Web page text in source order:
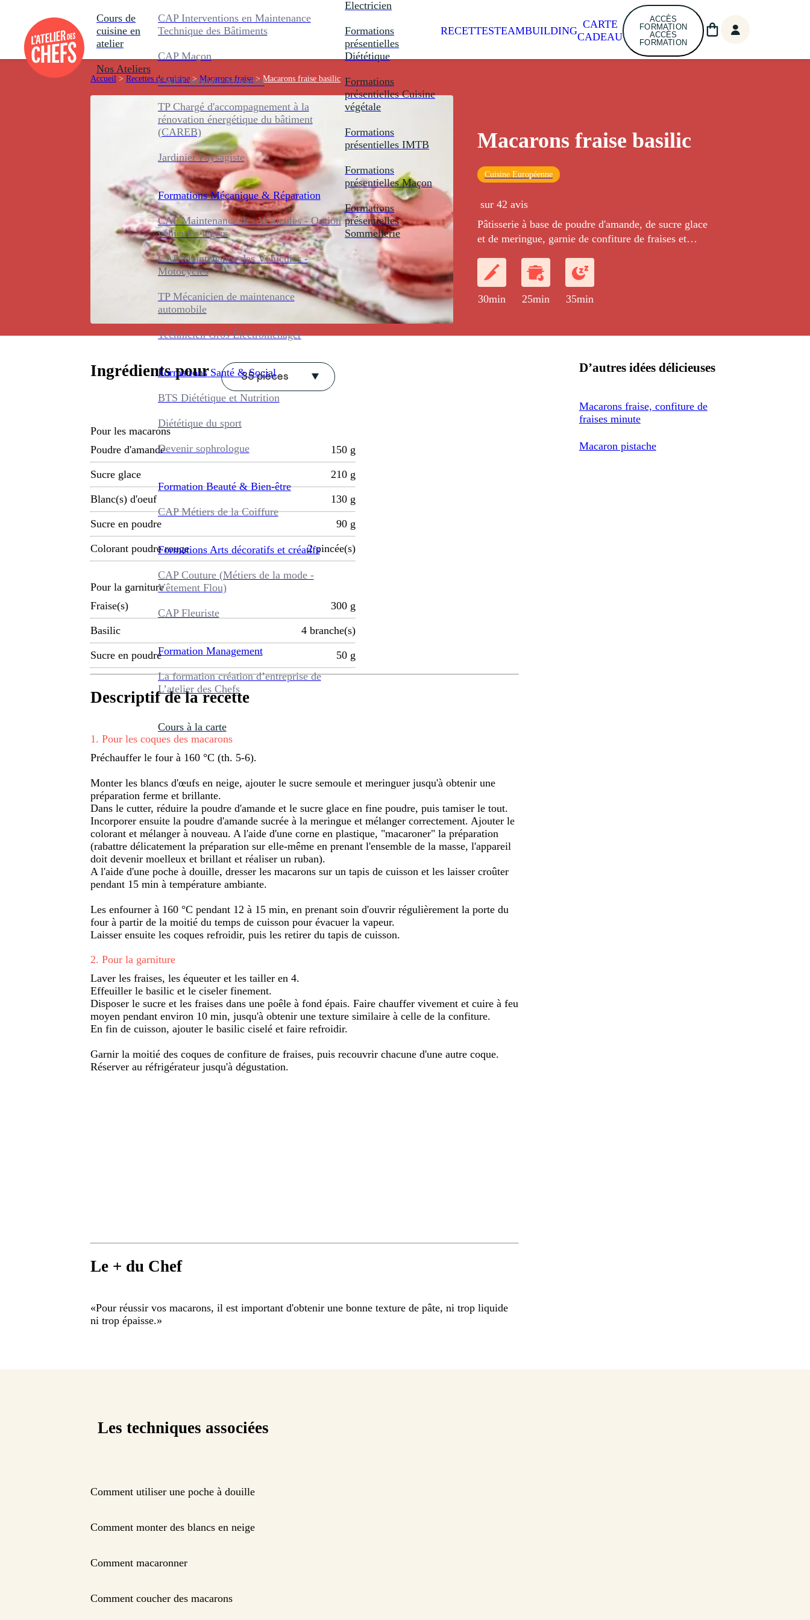
Cours de
cuisine en
atelier
Nos Ateliers
CAP Interventions en Maintenance
Technique des Bâtiments
CAP Maçon
CAP Carreleur Mosaïste
TP Chargé d'accompagnement à la
rénovation énergétique du bâtiment
(CAREB)
Jardinier Paysagiste
Formations Mécanique & Réparation
CAP Maintenance des Véhicules - Option
véhicules légers
CAP Maintenance des Véhicules -
Motocycles
TP Mécanicien de maintenance
automobile
Technicien Gros Électroménager
Formations Santé & Social
BTS Diététique et Nutrition
Diététique du sport
Devenir sophrologue
Formation Beauté & Bien-être
CAP Métiers de la Coiffure
Formations Arts décoratifs et créatifs
CAP Couture (Métiers de la mode -
Vêtement Flou)
CAP Fleuriste
Formation Management
La formation création d’entreprise de
L’atelier des Chefs
Cours à la carte
Electricien
Formations
présentielles
Diététique
Formations
présentielles Cuisine
végétale
Formations
présentielles IMTB
Formations
présentielles Maçon
Formations
présentielles
Sommellerie
RECETTESTEAMBUILDING
CARTE
CADEAU
ACCÈS
FORMATION
ACCÈS
FORMATION
Accueil > Recettes de cuisine > Macarons fraise > Macarons fraise basilic
Macarons fraise basilic
Cuisine Européenne
sur 42 avis
Pâtisserie à base de poudre d'amande, de sucre glace
et de meringue, garnie de confiture de fraises et
30min 25min 35min
Ingrédients pour 35 pièces
Pour les macarons
Poudre d'amande
150 g
Sucre glace 210 g
Blanc(s) d'oeuf 130 g
Sucre en poudre 90 g
Colorant poudre rouge 2 pincée(s)
Pour la garniture
Fraise(s)
300 g
Basilic 4 branche(s)
Sucre en poudre 50 g
Descriptif de la recette
1 . Pour les coques des macarons
Préchauffer le four à 160 °C (th. 5-6).
Monter les blancs d'œufs en neige, ajouter le sucre semoule et meringuer jusqu'à obtenir une
préparation ferme et brillante.
Dans le cutter, réduire la poudre d'amande et le sucre glace en fine poudre, puis tamiser le tout.
Incorporer ensuite la poudre d'amande sucrée à la meringue et mélanger correctement. Ajouter le
colorant et mélanger à nouveau. A l'aide d'une corne en plastique, "macaroner" la préparation
(rabattre délicatement la préparation sur elle-même en prenant l'ensemble de la masse, l'appareil
doit devenir moelleux et brillant et réaliser un ruban).
A l'aide d'une poche à douille, dresser les macarons sur un tapis de cuisson et les laisser croûter
pendant 15 min à température ambiante.
Les enfourner à 160 °C pendant 12 à 15 min, en prenant soin d'ouvrir régulièrement la porte du
four à partir de la moitié du temps de cuisson pour évacuer la vapeur.
Laisser ensuite les coques refroidir, puis les retirer du tapis de cuisson.
2. Pour la garniture
Laver les fraises, les équeuter et les tailler en 4.
Effeuiller le basilic et le ciseler finement.
Disposer le sucre et les fraises dans une poêle à fond épais. Faire chauffer vivement et cuire à feu
moyen pendant environ 10 min, jusqu'à obtenir une texture similaire à celle de la confiture.
En fin de cuisson, ajouter le basilic ciselé et faire refroidir.
Garnir la moitié des coques de confiture de fraises, puis recouvrir chacune d'une autre coque.
Réserver au réfrigérateur jusqu'à dégustation.
Le + du Chef
«Pour réussir vos macarons, il est important d'obtenir une bonne texture de pâte, ni trop liquide
ni trop épaisse.»
D’autres idées délicieuses
Macarons fraise, confiture de
fraises minute
Macaron pistache
Les techniques associées
Comment utiliser une poche à douille
Comment monter des blancs en neige
Comment macaronner
Comment coucher des macarons